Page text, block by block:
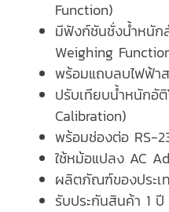
Function)
มีฟังก์ชันชั่งน้ำหนั
Weighing
พร้อมแถบลบไฟฟ้า
ปรับเทียบน้ำหนักอั
Calibration)
พร้อมช่องต่อ RS-
ใช้หม้อแปลง AC
ผลิตภัณฑ์ของประเ
รับประกันสินค้า 1 ปี